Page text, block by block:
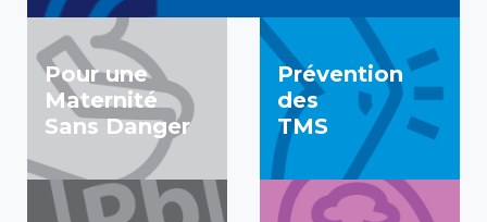
Pour une
Maternité
Sans Danger
Prévention
des
TMS